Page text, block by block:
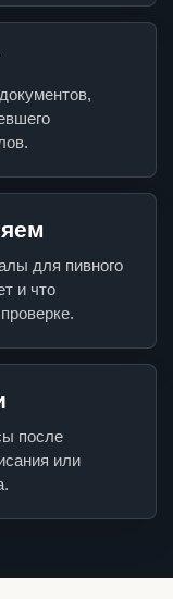
для пивного
и что
после
или